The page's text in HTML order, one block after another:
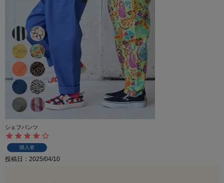
シェフパンツ
購入者
投稿日 2025/04/10